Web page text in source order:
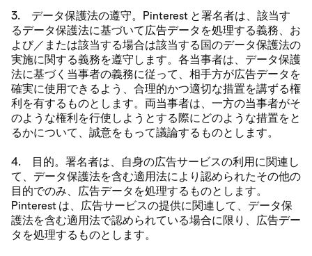
3. データ保護法の遵守。Pinterest と署名者は、該当す
るデータ保護法に基づいて広告データを処理する義務、お
よび／または該当する場合は該当する国のデータ保護法の
実施に関する義務を遵守します。各当事者は、データ保護
法に基づく当事者の義務に従って、相手方が広告データを
確実に使用できるよう、合理的かつ適切な措置を講ずる権
利を有するものとします。両当事者は、一方の当事者がそ
のような権利を行使しようとする際にどのような措置をと
るかについて、誠意をもって議論するものとします。
4. 目的。署名者は、自身の広告サービスの利用に関連し
て、データ保護法を含む適用法により認められたその他の
目的でのみ、広告データを処理するものとします。
Pinterest は、広告サービスの提供に関連して、データ保
護法を含む適用法で認められている場合に限り、広告デー
タを処理するものとします。